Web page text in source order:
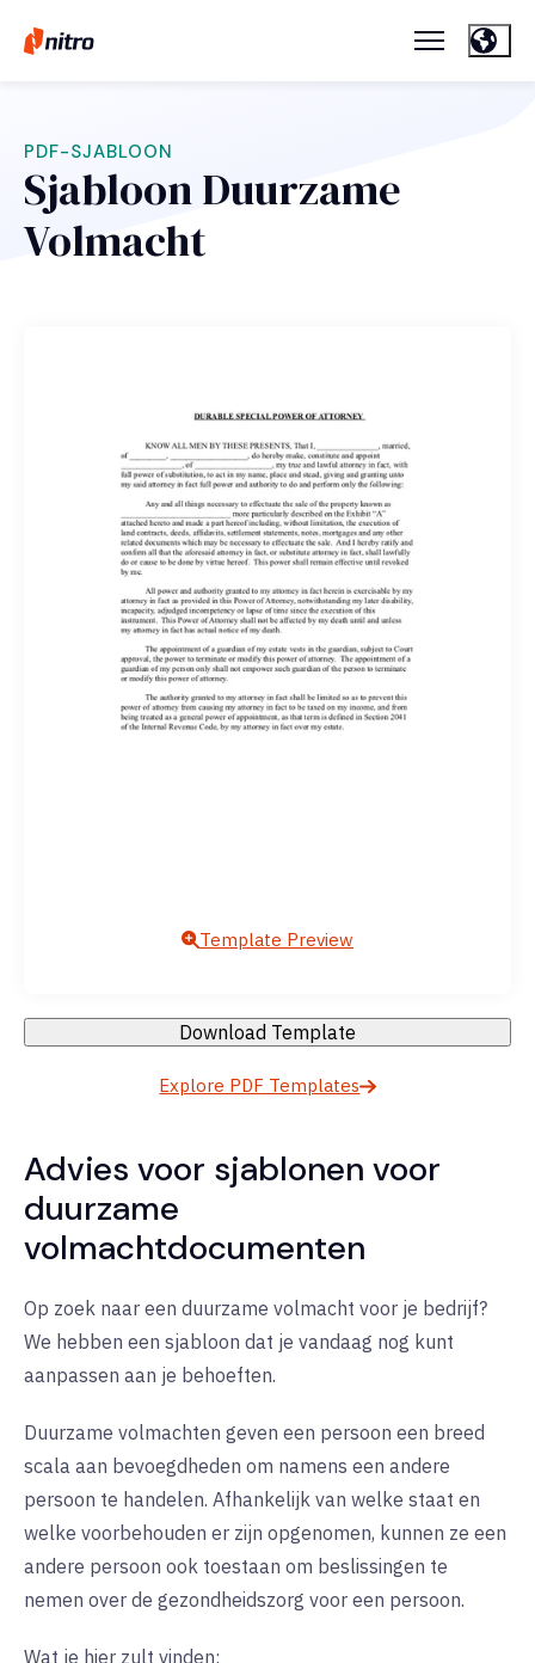
PDF-SJABLOON
Sjabloon Duurzame
Volmacht
Template Preview
Download Template
Explore PDF Templates
Advies voor sjablonen voor
duurzame
volmachtdocumenten
Op zoek naar een duurzame volmacht voor je bedrijf?
We hebben een sjabloon dat je vandaag nog kunt
aanpassen aan je behoeften.
Duurzame volmachten geven een persoon een breed
scala aan bevoegdheden om namens een andere
persoon te handelen. Afhankelijk van welke staat en
welke voorbehouden er zijn opgenomen, kunnen ze een
andere persoon ook toestaan om beslissingen te
nemen over de gezondheidszorg voor een persoon.
Wat je hier zult vinden: